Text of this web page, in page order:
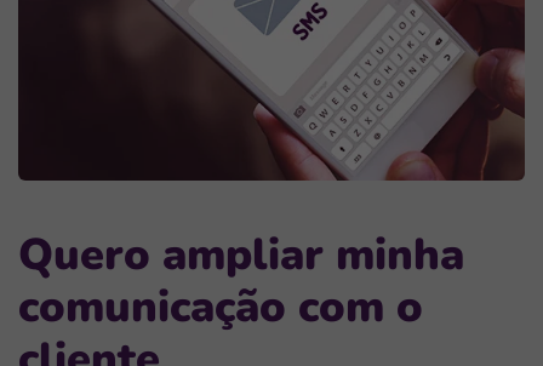
Quero ampliar minha
comunicação com o